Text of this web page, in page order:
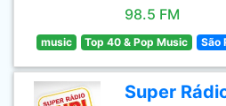
98.5 FM
music Top 40 & Pop Music São
Super